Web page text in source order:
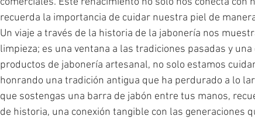
recuerda la importancia de cuidar nuestra piel de
Un viaje a través de la historia de la jabonería nos
limpieza; es una ventana a las tradiciones pasadas y
productos de jabonería artesanal, no solo estamos
honrando una tradición antigua que ha perdurado a lo
que sostengas una barra de jabón entre tus manos,
de historia, una conexión tangible con las generaciones